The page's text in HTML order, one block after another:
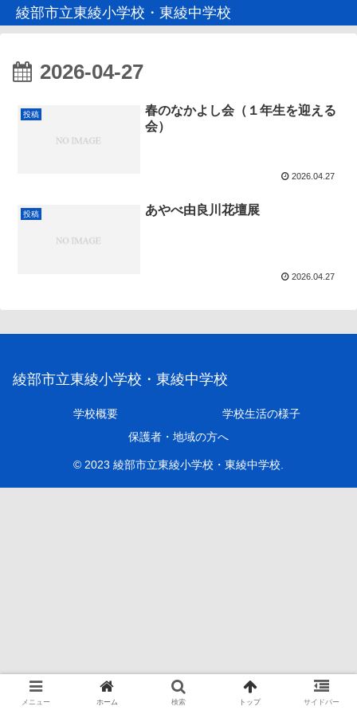
綾部市立東綾小学校・東綾中学校
2026-04-27
投稿
春のなかよし会（１年生を迎える
会）
2026.04.27
投稿 あやべ由良川花壇展
2026.04.27
綾部市立東綾小学校・東綾中学校
学校概要
学校生活の様子
保護者・地域の方へ
© 2023 綾部市立東綾小学校・東綾中学校.
メニュー ホーム 検索 トップ サイドバー